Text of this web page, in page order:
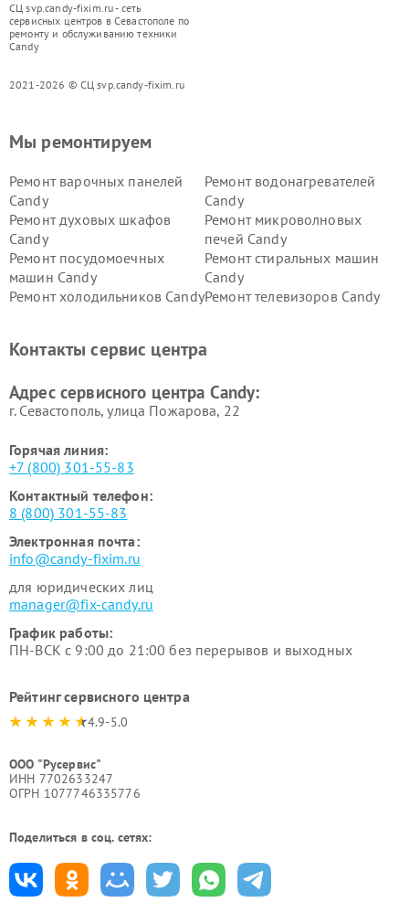
СЦ svp.candy-fixim.ru - сеть
сервисных центров в Севастополе по
ремонту и обслуживанию техники
Candy
2021-2026 © СЦ svp.candy-fixim.ru
Мы ремонтируем
Ремонт варочных панелей
Candy
Ремонт водонагревателей
Candy
Ремонт духовых шкафов
Candy
Ремонт микроволновых
печей Candy
Ремонт посудомоечных
машин Candy
Ремонт стиральных машин
Candy
Ремонт холодильников CandyРемонт телевизоров Candy
Контакты сервис центра
Адрес сервисного центра Candy:
г. Севастополь, улица Пожарова, 22
Горячая линия:
+7 (800) 301-55-83
Контактный телефон:
8 (800) 301-55-83
Электронная почта:
info@candy-fixim.ru
для юридических лиц
manager@fix-candy.ru
График работы:
ПН-ВСК с 9:00 до 21:00 без перерывов и выходных
Рейтинг сервисного центра
4.9-5.0
ООО "Русервис"
ИНН 7702633247
ОГРН 1077746335776
Поделиться в соц. сетях: